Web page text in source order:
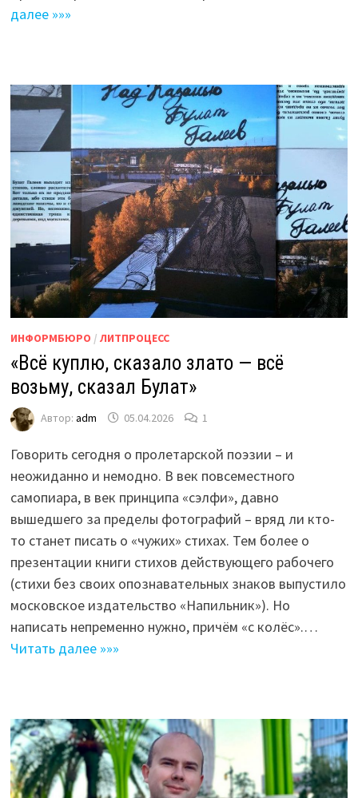
далее »»»
ИНФОРМБЮРО / ЛИТПРОЦЕСС
«Всё куплю, сказало злато — всё
возьму, сказал Булат»
Автор: adm 05.04.2026 1
Говорить сегодня о пролетарской поэзии – и
неожиданно и немодно. В век повсеместного
самопиара, в век принципа «сэлфи», давно
вышедшего за пределы фотографий – вряд ли кто-
то станет писать о «чужих» стихах. Тем более о
презентации книги стихов действующего рабочего
(стихи без своих опознавательных знаков выпустило
московское издательство «Напильник»). Но
написать непременно нужно, причём «с колёс».…
Читать далее »»»